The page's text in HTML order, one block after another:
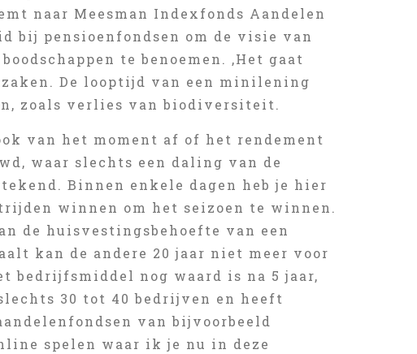
naar Meesman Indexfonds Aandelen
bij pensioenfondsen om de visie van
te benoemen. ‚Het gaat
De looptijd van een minilening
zoals verlies van biodiversiteit.
van het moment af of het rendement
waar slechts een daling van de
Binnen enkele dagen heb je hier
winnen om het seizoen te winnen.
de huisvestingsbehoefte van een
kan de andere 20 jaar niet meer voor
bedrijfsmiddel nog waard is na 5 jaar,
30 tot 40 bedrijven en heeft
van bijvoorbeeld
spelen waar ik je nu in deze